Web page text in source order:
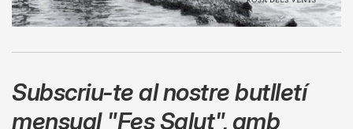
Subscriu-te al nostre butlletí
mensual "Fes Salut",amb